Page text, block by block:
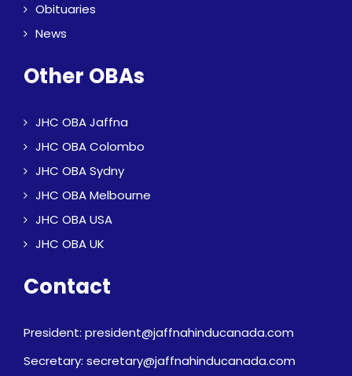
Obituaries
News
Other OBAs
JHC OBA Jaffna
JHC OBA Colombo
JHC OBA Sydny
JHC OBA Melbourne
JHC OBA USA
JHC OBA UK
Contact
President: president@jaffnahinducanada.com
Secretary: secretary@jaffnahinducanada.com